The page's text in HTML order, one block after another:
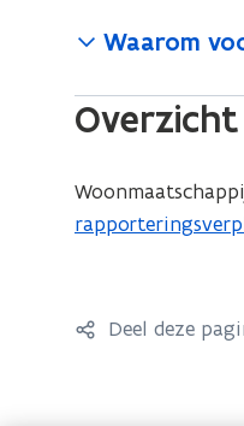
Waarom
Deel deze